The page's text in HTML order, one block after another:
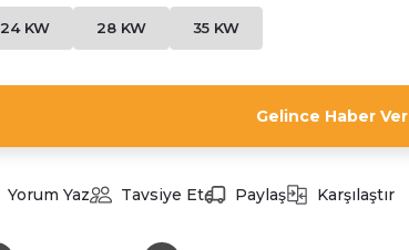
24 KW 28 KW 35 KW
Gelince Haber Ver
Yorum Yaz Tavsiye Et Paylaş Karşılaştır